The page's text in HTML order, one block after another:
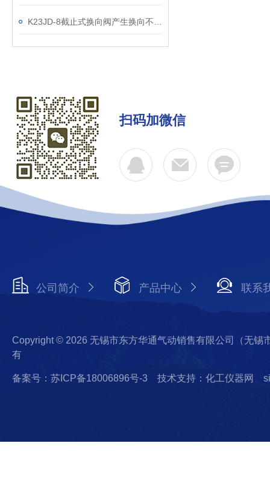
扫码加微信
公司简介 产品中心 联系
Copyright © 2026 无锡市东方华通气动销售有限公司（无锡
有
备案号：苏ICP备18006896号-3 技术支持：化工仪器网